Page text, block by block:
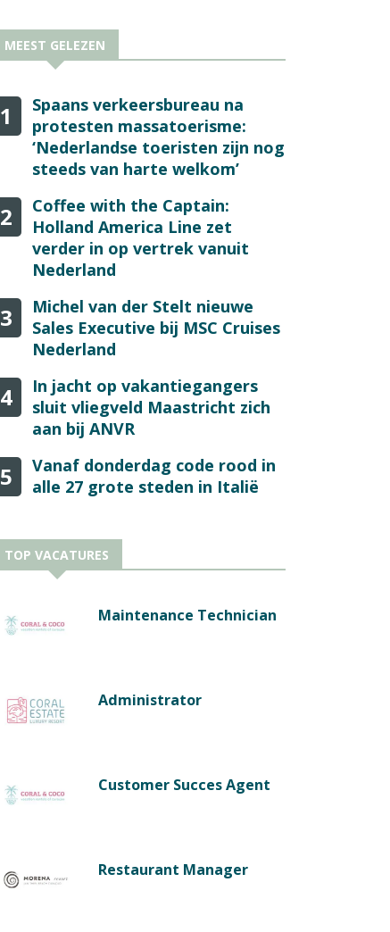
MEEST GELEZEN
1
Spaans verkeersbureau na
protesten massatoerisme:
‘Nederlandse toeristen zijn nog
steeds van harte welkom’
2
Coffee with the Captain:
Holland America Line zet
verder in op vertrek vanuit
Nederland
3
Michel van der Stelt nieuwe
Sales Executive bij MSC Cruises
Nederland
4
In jacht op vakantiegangers
sluit vliegveld Maastricht zich
aan bij ANVR
5
Vanaf donderdag code rood in
alle 27 grote steden in Italië
TOP VACATURES
Maintenance Technician
Administrator
Customer Succes Agent
Restaurant Manager